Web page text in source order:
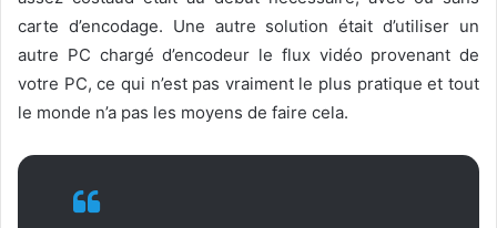
carte d’encodage. Une autre solution était d’utiliser un
autre PC chargé d’encodeur le flux vidéo provenant de
votre PC, ce qui n’est pas vraiment le plus pratique et tout
le monde n’a pas les moyens de faire cela.